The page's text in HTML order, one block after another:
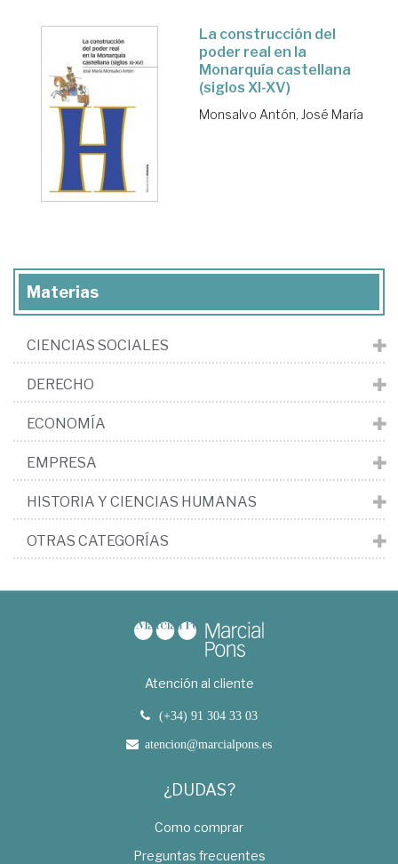
La construcción del
poder real en la
Monarquía castellana
(siglos XI-XV)
Monsalvo Antón, José María
Materias
CIENCIAS SOCIALES
DERECHO
ECONOMÍA
EMPRESA
HISTORIA Y CIENCIAS HUMANAS
OTRAS CATEGORÍAS
Atención al cliente
(+34) 91 304 33 03
atencion@marcialpons.es
¿DUDAS?
Como comprar
Preguntas frecuentes